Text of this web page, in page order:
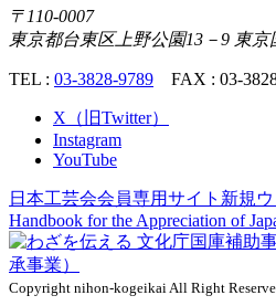
〒110-0007
東京都台東区上野公園13－9 東
TEL : 03-3828-9789 FAX : 03-
X（旧Twitter）
Instagram
YouTube
日本工芸会会員専用サイト 新規
Handbook for the Appreciation of
Copyright nihon-kogeikai All Right